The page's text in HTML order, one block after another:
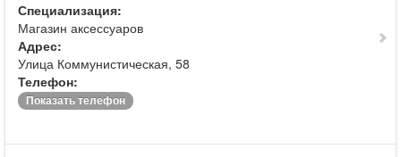
Специализация:
Магазин аксессуаров
Адрес:
Улица Коммунистическая, 58
Телефон:
Показать телефон